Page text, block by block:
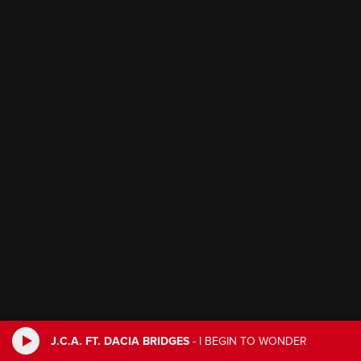
J.C.A. FT. DACIA BRIDGES - I BEGIN TO WONDER